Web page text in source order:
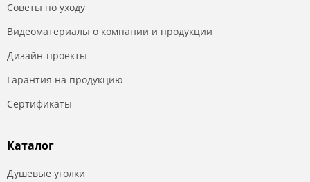
Советы по уходу
Видеоматериалы о компании и продукции
Дизайн-проекты
Гарантия на продукцию
Сертификаты
Каталог
Душевые уголки